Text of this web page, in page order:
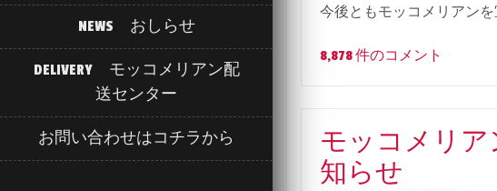
NEWS おしらせ
DELIVERY モッコメリアン配
送センター
お問い合わせはコチラから
今後ともモッコメリアンを
8,878 件のコメント
モッコメリ
知らせ